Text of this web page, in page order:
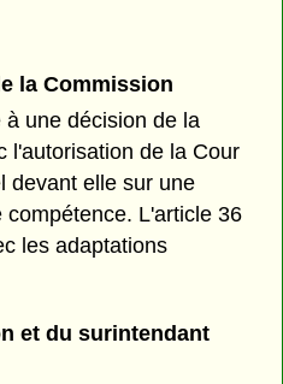
la Commission
à une décision de la
l'autorisation de la Cour
devant elle sur une
L'article 36
les adaptations
et du surintendant